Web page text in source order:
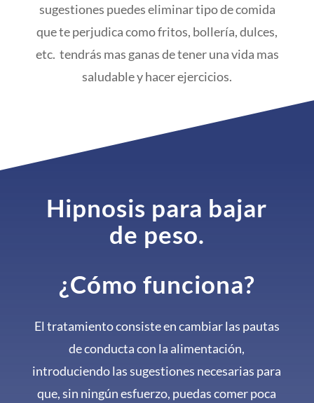
sugestiones puedes eliminar tipo de comida
que te perjudica como fritos, bollería, dulces,
etc. tendrás mas ganas de tener una vida mas
saludable y hacer ejercicios.
Hipnosis para bajar
de peso.
¿Cómo funciona?
El tratamiento consiste en cambiar las pautas
de conducta con la alimentación,
introduciendo las sugestiones necesarias para
que, sin ningún esfuerzo, puedas comer poca